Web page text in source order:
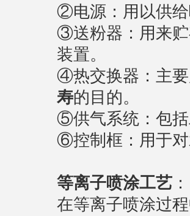
②电源：用以供给
③送粉器：用来贮
装置。
④热交换器：主要
寿的目的。
⑤供气系统：包
⑥控制框：用于
等离子喷涂工艺 ：
在等离子喷涂过